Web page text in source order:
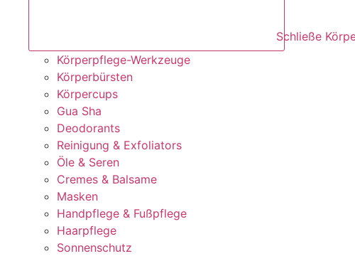
Schließe
Körperpflege-Werkzeuge
Körperbürsten
Körpercups
Gua Sha
Deodorants
Reinigung & Exfoliators
Öle & Seren
Cremes & Balsame
Masken
Handpflege & Fußpflege
Haarpflege
Sonnenschutz